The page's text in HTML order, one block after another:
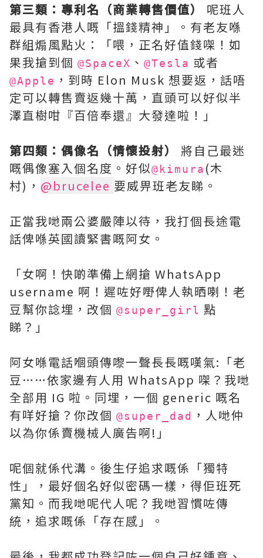
第三類：專利名（商業轉售價值）
呢班人
最具有香港人嘅「搵錢精神」。有老友喺
群組煽風點火：「喂，正名好值錢㗎！如
果我搶到個 @SpaceX 、 @Tesla 或者
@Apple ，到時 Elon Musk 想要返，話唔
定可以轉售賣返幾十萬，直頭可以好似半
澤直樹咁『百倍奉還』大發達啦！」
第四類：偶像名（情懷投射）
將自己最迷
嘅偶像塞入個名度。好似@kimura (木
村)， @brucelee 要威畀班老友睇。
正當我哋兩公婆嚴陣以待，我打個長途電
話俾喺英國讀緊書嘅阿女。
「女啊！快啲準備上網搶 WhatsApp
username 啊！遲咗好嘢俾人執晒喇！老
豆幫你諗埋，改個 @super_girl 點
睇？」
阿女喺電話嗰頭傳嚟一聲長長嘅嘆氣:「老
豆……依家邊有人用 WhatsApp 㗎？我哋
全部用 IG 啦。同埋，一個 generic 嘅名
有咩好搶？你改個 @super_dad
，人哋仲
以為你係賣機械人廣告啊!」
呢個就係代溝。後生仔追求嘅係「獨特
性」，最好個名好似密碼一樣，得佢班死
黨知。而我哋呢代人呢？我哋習慣咗傳
統，追求嘅係「存在感」。